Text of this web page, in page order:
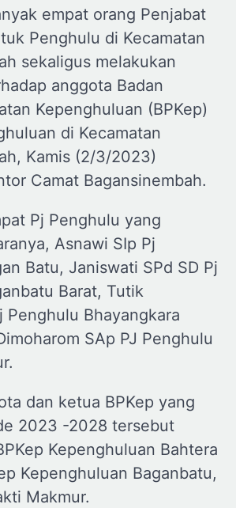
empat orang Penjabat
Penghulu di Kecamatan
sekaligus melakukan
anggota Badan
Kepenghuluan (BPKep)
di Kecamatan
Kamis (2/3/2023)
Camat Bagansinembah.
Pj Penghulu yang
Asnawi SIp Pj
Batu, Janiswati SPd SD Pj
Barat, Tutik
Penghulu Bhayangkara
SAp PJ Penghulu
dan ketua BPKep yang
2023 -2028 tersebut
Kepenghuluan Bahtera
Kepenghuluan Baganbatu,
Makmur.